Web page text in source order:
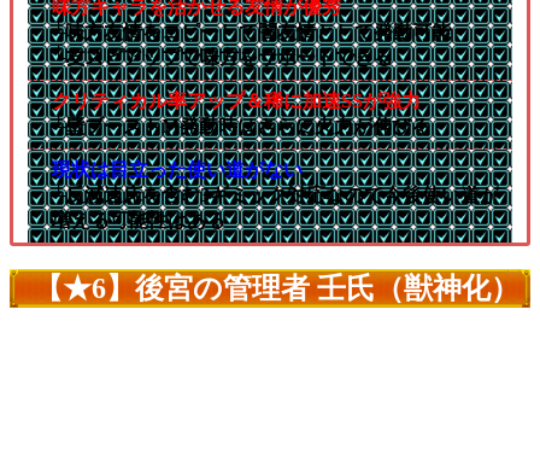
味方キャラを活かせる友情が優秀
└味方友情をコピーして闇友情として発動可能
└友スピアップで味方をサポートできる
クリティカル率アップ＆稀に加速SSが強力
└壁ブーストM発動時はさらに火力が伸びる
現状は目立った使い道がない
└反減速床を含む3ギミック対応なので今後使い道が
増える可能性はある
【★6】後宮の管理者 壬氏（獣神化）